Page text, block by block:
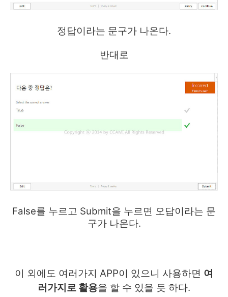
정답이라는 문구가 나온다.
반대로
False를 누르고 Submit을 누르면 오답이라는 문
구가 나온다.
이 외에도 여러가지 APP이 있으니 사용하면 여
러가지로 활용을 할 수 있을 듯 하다.